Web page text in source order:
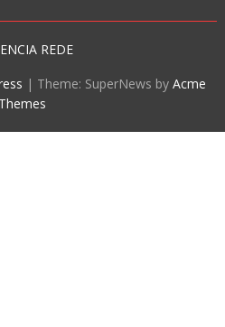
REDE
| Theme: SuperNews byAcme
Themes